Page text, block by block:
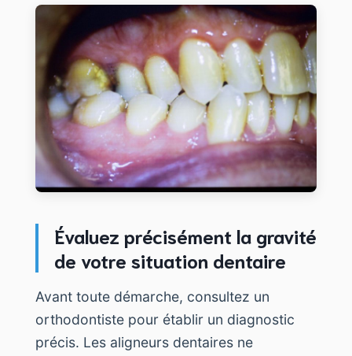
Évaluez précisément la gravité
de votre situation dentaire
Avant toute démarche, consultez un
orthodontiste pour établir un diagnostic
précis. Les aligneurs dentaires ne